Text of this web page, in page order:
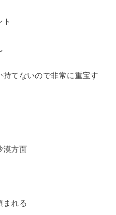
てないので非常に重宝す
漠方面
まれる